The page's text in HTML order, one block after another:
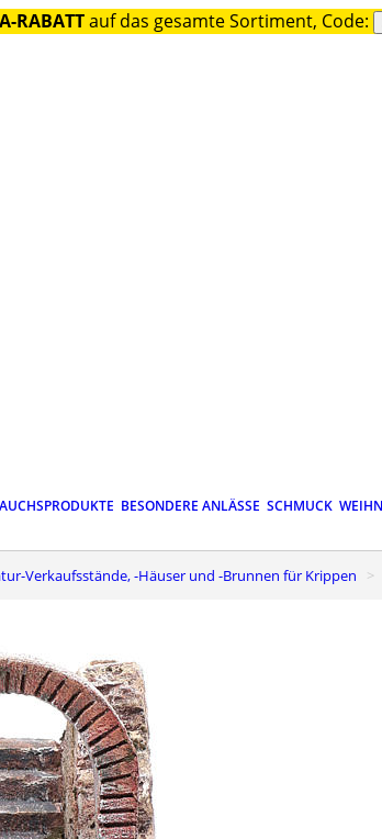
RABATTauf das gesamte Sortiment, Code:
BESONDERE ANLÄSSE SCHMUCK
Verkaufsstände, -Häuser und -Brunnen für Krippen